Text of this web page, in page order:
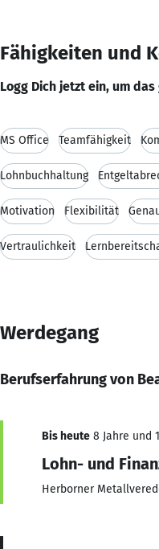
Fähigkeiten und
Logg Dich jetzt ein, um
MS Office Teamfähigkeit
Lohnbuchhaltung
Motivation Flexibilität
Vertraulichkeit
Werdegang
Berufserfahrung von
Bis heute 8 Jahre und
Lohn- und
Herborner